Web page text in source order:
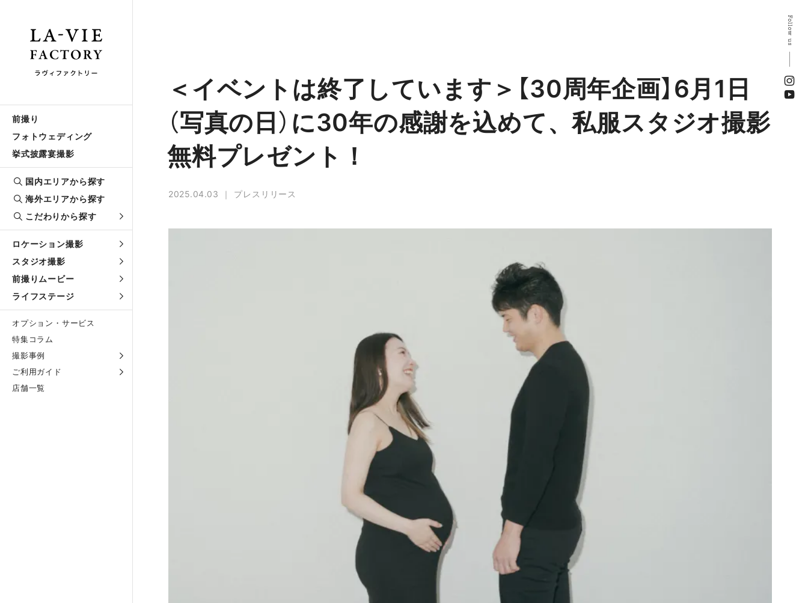
前撮り
フォトウェディング
挙式披露宴撮影
国内エリアから探す
海外エリアから探す
こだわりから探す
ロケーション撮影
スタジオ撮影
前撮りムービー
ライフステージ
オプション・サービス
特集コラム
撮影事例
ご利用ガイド
店舗一覧
＜イベントは終了しています＞【30周年企画】6月1日
（写真の日）に30年の感謝を込めて、私服スタジオ撮影
無料プレゼント！
2025.04.03 プレスリリース
Follow us